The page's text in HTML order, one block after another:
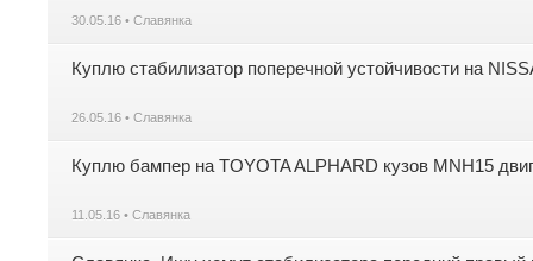
30.05.16 • Славянка
Куплю стабилизатор поперечной устойчивости на
26.05.16 • Славянка
Куплю бампер на TOYOTA ALPHARD кузов MNH15
11.05.16 • Славянка